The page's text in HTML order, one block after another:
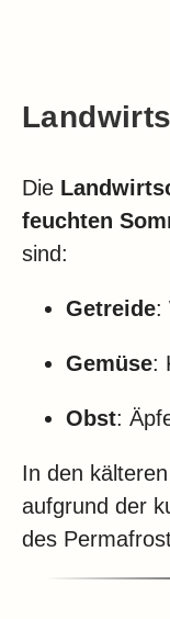
Die
feuchten
sind:
Getreide:
Gemüse:
Obst:
In den
aufgrund der
des